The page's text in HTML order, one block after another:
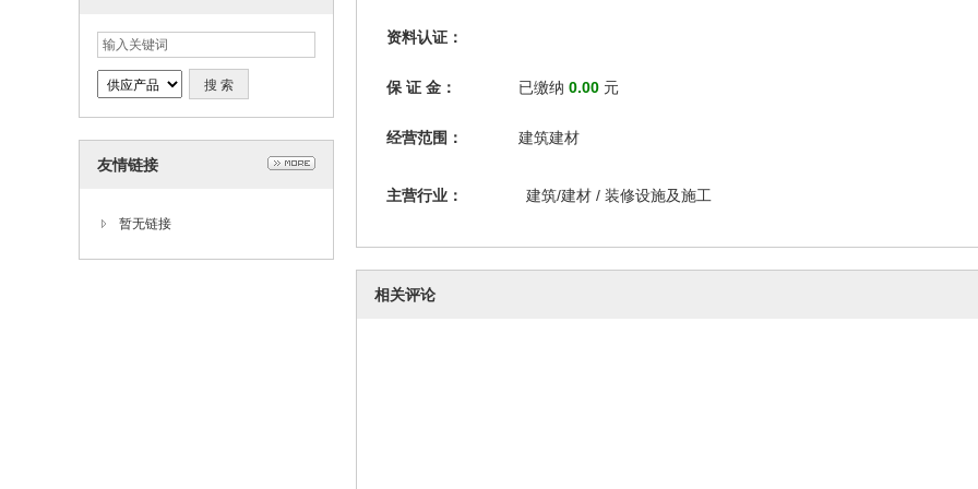
友情链接
暂无链接
资料认证：
保 证 金： 已缴纳 0.00 元
经营范围： 建筑建材
主营行业： 建筑/建材 / 装修设施及施工
相关评论